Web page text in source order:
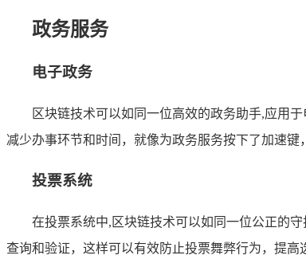
政务服务
电子政务
区块链技术可以如同一位高效的政务助手,应用
减少办事环节和时间，就像为政务服务按下了加速
投票系统
在投票系统中,区块链技术可以如同一位公正的
查询和验证，这样可以有效防止投票舞弊行为，提高